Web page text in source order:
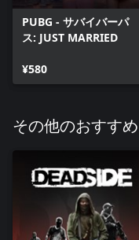
PUBG - サバイバーパ
ス: JUST MARRIED
¥580
その他のおすすめ